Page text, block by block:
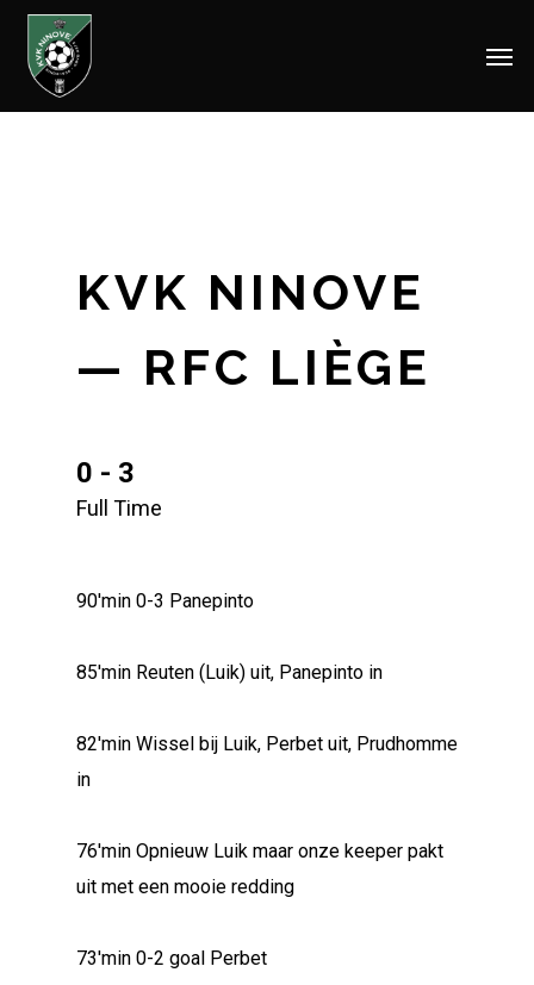
Skip
KVK NINOVE
— RFC LIÈGE
0 - 3
Full Time
90'min 0-3 Panepinto
85'min Reuten (Luik) uit, Panepinto in
82'min Wissel bij Luik, Perbet uit, Prudhomme
in
76'min Opnieuw Luik maar onze keeper pakt
uit met een mooie redding
73'min 0-2 goal Perbet